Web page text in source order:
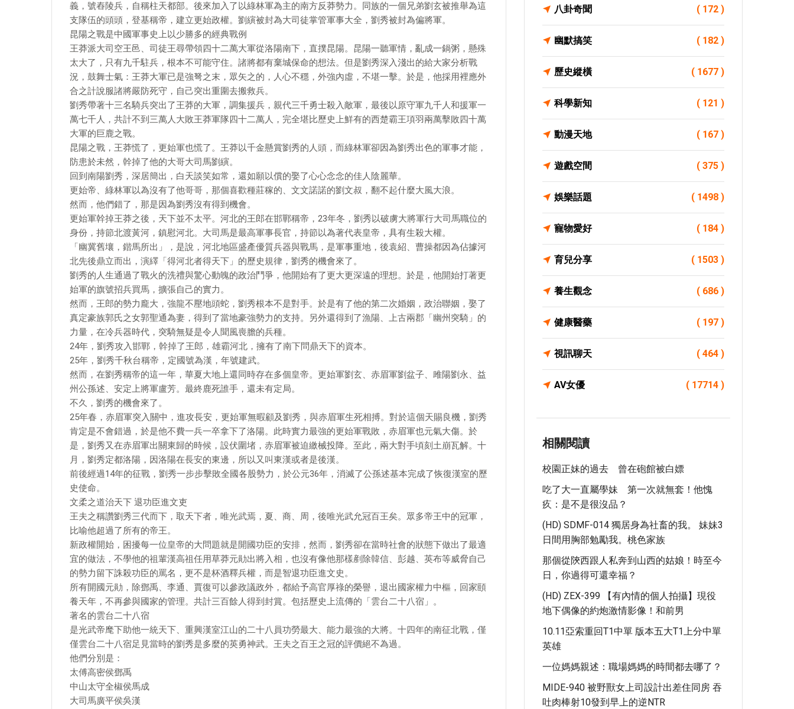
義，號舂陵兵，自稱柱天都部。後來加入了以綠林軍為主的南方反莽勢力。同族的一個兄弟劉玄被推舉為這
支隊伍的頭頭，登基稱帝，建立更始政權。劉縯被封為大司徒掌管軍事大全，劉秀被封為偏將軍。
昆陽之戰是中國軍事史上以少勝多的經典戰例
王莽派大司空王邑、司徒王尋帶領四十二萬大軍從洛陽南下，直撲昆陽。昆陽一聽軍情，亂成一鍋粥，懸殊
太大了，只有九千駐兵，根本不可能守住。諸將都有棄城保命的想法。但是劉秀深入淺出的給大家分析戰
況，鼓舞士氣：王莽大軍已是強弩之末，眾矢之的，人心不穩，外強內虛，不堪一擊。於是，他採用裡應外
合之計說服諸將嚴防死守，自己突出重圍去搬救兵。
劉秀帶著十三名騎兵突出了王莽的大軍，調集援兵，親代三千勇士殺入敵軍，最後以原守軍九千人和援軍一
萬七千人，共計不到三萬人大敗王莽軍隊四十二萬人，完全堪比歷史上鮮有的西楚霸王項羽兩萬擊敗四十萬
大軍的巨鹿之戰。
昆陽之戰，王莽慌了，更始軍也慌了。王莽以千金懸賞劉秀的人頭，而綠林軍卻因為劉秀出色的軍事才能，
防患於未然，幹掉了他的大哥大司馬劉縯。
回到南陽劉秀，深居簡出，白天談笑如常，還如願以償的娶了心心念念的佳人陰麗華。
更始帝、綠林軍以為沒有了他哥哥，那個喜歡種莊稼的、文文諾諾的劉文叔，翻不起什麼大風大浪。
然而，他們錯了，那是因為劉秀沒有得到機會。
更始軍幹掉王莽之後，天下並不太平。河北的王郎在邯鄲稱帝，23年冬，劉秀以破虜大將軍行大司馬職位的
身份，持節北渡黃河，鎮慰河北。大司馬是最高軍事長官，持節以為著代表皇帝，具有生殺大權。
「幽冀舊壤，鍇馬所出」，是說，河北地區盛產優質兵器與戰馬，是軍事重地，後袁紹、曹操都因為佔據河
北先後鼎立而出，演繹「得河北者得天下」的歷史規律，劉秀的機會來了。
劉秀的人生通過了戰火的洗禮與驚心動魄的政治鬥爭，他開始有了更大更深遠的理想。於是，他開始打著更
始軍的旗號招兵買馬，擴張自己的實力。
然而，王郎的勢力龐大，強龍不壓地頭蛇，劉秀根本不是對手。於是有了他的第二次婚姻，政治聯姻，娶了
真定豪族郭氏之女郭聖通為妻，得到了當地豪強勢力的支持。另外還得到了漁陽、上古兩郡「幽州突騎」的
力量，在冷兵器時代，突騎無疑是令人聞風喪膽的兵種。
24年，劉秀攻入邯鄲，幹掉了王郎，雄霸河北，擁有了南下問鼎天下的資本。
25年，劉秀千秋台稱帝，定國號為漢，年號建武。
然而，在劉秀稱帝的這一年，華夏大地上還同時存在多個皇帝。更始軍劉玄、赤眉軍劉盆子、雎陽劉永、益
州公孫述、安定上將軍盧芳。最終鹿死誰手，還未有定局。
不久，劉秀的機會來了。
25年春，赤眉軍突入關中，進攻長安，更始軍無暇顧及劉秀，與赤眉軍生死相搏。對於這個天賜良機，劉秀
肯定是不會錯過，於是他不費一兵一卒拿下了洛陽。此時實力最強的更始軍戰敗，赤眉軍也元氣大傷。於
是，劉秀又在赤眉軍出關東歸的時候，設伏圍堵，赤眉軍被迫繳械投降。至此，兩大對手頃刻土崩瓦解。十
月，劉秀定都洛陽，因洛陽在長安的東邊，所以又叫東漢或者是後漢。
前後經過14年的征戰，劉秀一步步擊敗全國各股勢力，於公元36年，消滅了公孫述基本完成了恢復漢室的歷
史使命。
文柔之道治天下 退功臣進文吏
王夫之稱讚劉秀三代而下，取天下者，唯光武焉，夏、商、周，後唯光武允冠百王矣。眾多帝王中的冠軍，
比喻他超過了所有的帝王。
新政權開始，困擾每一位皇帝的大問題就是開國功臣的安排，然而，劉秀卻在當時社會的狀態下做出了最適
宜的做法，不學他的祖輩漢高祖任用草莽元勛出將入相，也沒有像他那樣剷除韓信、彭越、英布等威脅自己
的勢力留下誅殺功臣的罵名，更不是杯酒釋兵權，而是智退功臣進文史。
所有開國元勛，除鄧禹、李通、賈復可以參政議政外，都給予高官厚祿的榮譽，退出國家權力中樞，回家頤
養天年，不再參與國家的管理。共計三百餘人得到封賞。包括歷史上流傳的「雲台二十八宿」。
著名的雲台二十八宿
是光武帝麾下助他一統天下、重興漢室江山的二十八員功勞最大、能力最強的大將。十四年的南征北戰，僅
僅雲台二十八宿足見當時的劉秀是多麼的英勇神武。王夫之百王之冠的評價絕不為過。
他們分別是：
太傅高密侯鄧禹
中山太守全椒侯馬成
大司馬廣平侯吳漢
八卦奇聞 ( 172 )
幽默搞笑 ( 182 )
歷史縱橫 ( 1677 )
科學新知 ( 121 )
動漫天地 ( 167 )
遊戲空間 ( 375 )
娛樂話題 ( 1498 )
寵物愛好 ( 184 )
育兒分享 ( 1503 )
養生觀念 ( 686 )
健康醫藥 ( 197 )
視訊聊天 ( 464 )
AV女優 ( 17714 )
相關閱讀
校園正妹的過去 曾在砲館被白嫖
吃了大一直屬學妹 第一次就無套！他愧
疚：是不是很沒品？
(HD) SDMF-014 獨居身為社畜的我。 妹妹3
日間用胸部勉勵我。桃色家族
那個從陝西跟人私奔到山西的姑娘！時至今
日，你過得可還幸福？
(HD) ZEX-399 【有內情的個人拍攝】現役
地下偶像的約炮激情影像！和前男
10.11亞索重回T1中單 版本五大T1上分中單
英雄
一位媽媽親述：職場媽媽的時間都去哪了？
MIDE-940 被野獸女上司設計出差住同房 吞
吐肉棒射10發到早上的逆NTR